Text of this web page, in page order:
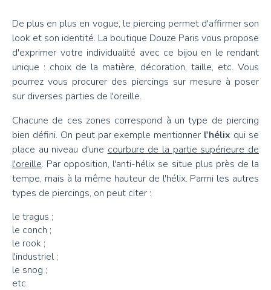
De plus en plus en vogue, le piercing permet d'affirmer son
look et son identité. La boutique Douze Paris vous propose
d'exprimer votre individualité avec ce bijou en le rendant
unique : choix de la matière, décoration, taille, etc. Vous
pourrez vous procurer des piercings sur mesure à poser
sur diverses parties de l'oreille.
Chacune de ces zones correspond à un type de piercing
bien défini. On peut par exemple mentionner l'hélix qui se
place au niveau d'une courbure de la partie supérieure de
l'oreille. Par opposition, l'anti-hélix se situe plus près de la
tempe, mais à la même hauteur de l'hélix. Parmi les autres
types de piercings, on peut citer :
le tragus ;
le conch ;
le rook ;
l'industriel ;
le snog ;
etc.